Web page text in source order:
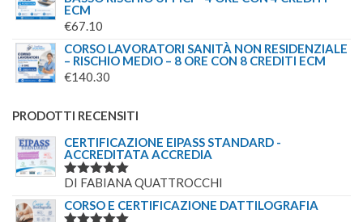
ECM
€67.10
CORSO LAVORATORI SANITÀ NON RESIDENZIALE
– RISCHIO MEDIO – 8 ORE CON 8 CREDITI ECM
€140.30
PRODOTTI RECENSITI
CERTIFICAZIONE EIPASS STANDARD -
ACCREDITATA ACCREDIA
VALUTATO
DI FABIANA QUATTROCCHI
CORSO E CERTIFICAZIONE DATTILOGRAFIA